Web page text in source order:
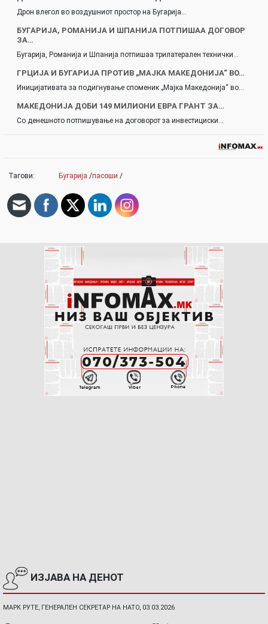
Дрон влегол во воздушниот простор на Бугарија…
БУГАРИЈА, РОМАНИЈА И ШПАНИЈА ПОТПИШАА ДОГОВОР
ЗА…
Бугарија, Романија и Шпанија потпишаа трилатерален технички…
ГРЦИЈА И БУГАРИЈA ПРОТИВ „МАЈКА МАКЕДОНИЈА“ ВО…
Иницијативата за подигнување споменик „Мајка Македонија“ во…
МАКЕДОНИЈА ДОБИ 149 МИЛИОНИ ЕВРА ГРАНТ ЗА…
Со денешното потпишување на договорот за инвестициски…
Тагови: Бугарија /пасоши /
ИЗЈАВА НА ДЕНОТ
МАРК РУТЕ, ГЕНЕРАЛЕН СЕКРЕТАР НА НАТО, 03.03.2026